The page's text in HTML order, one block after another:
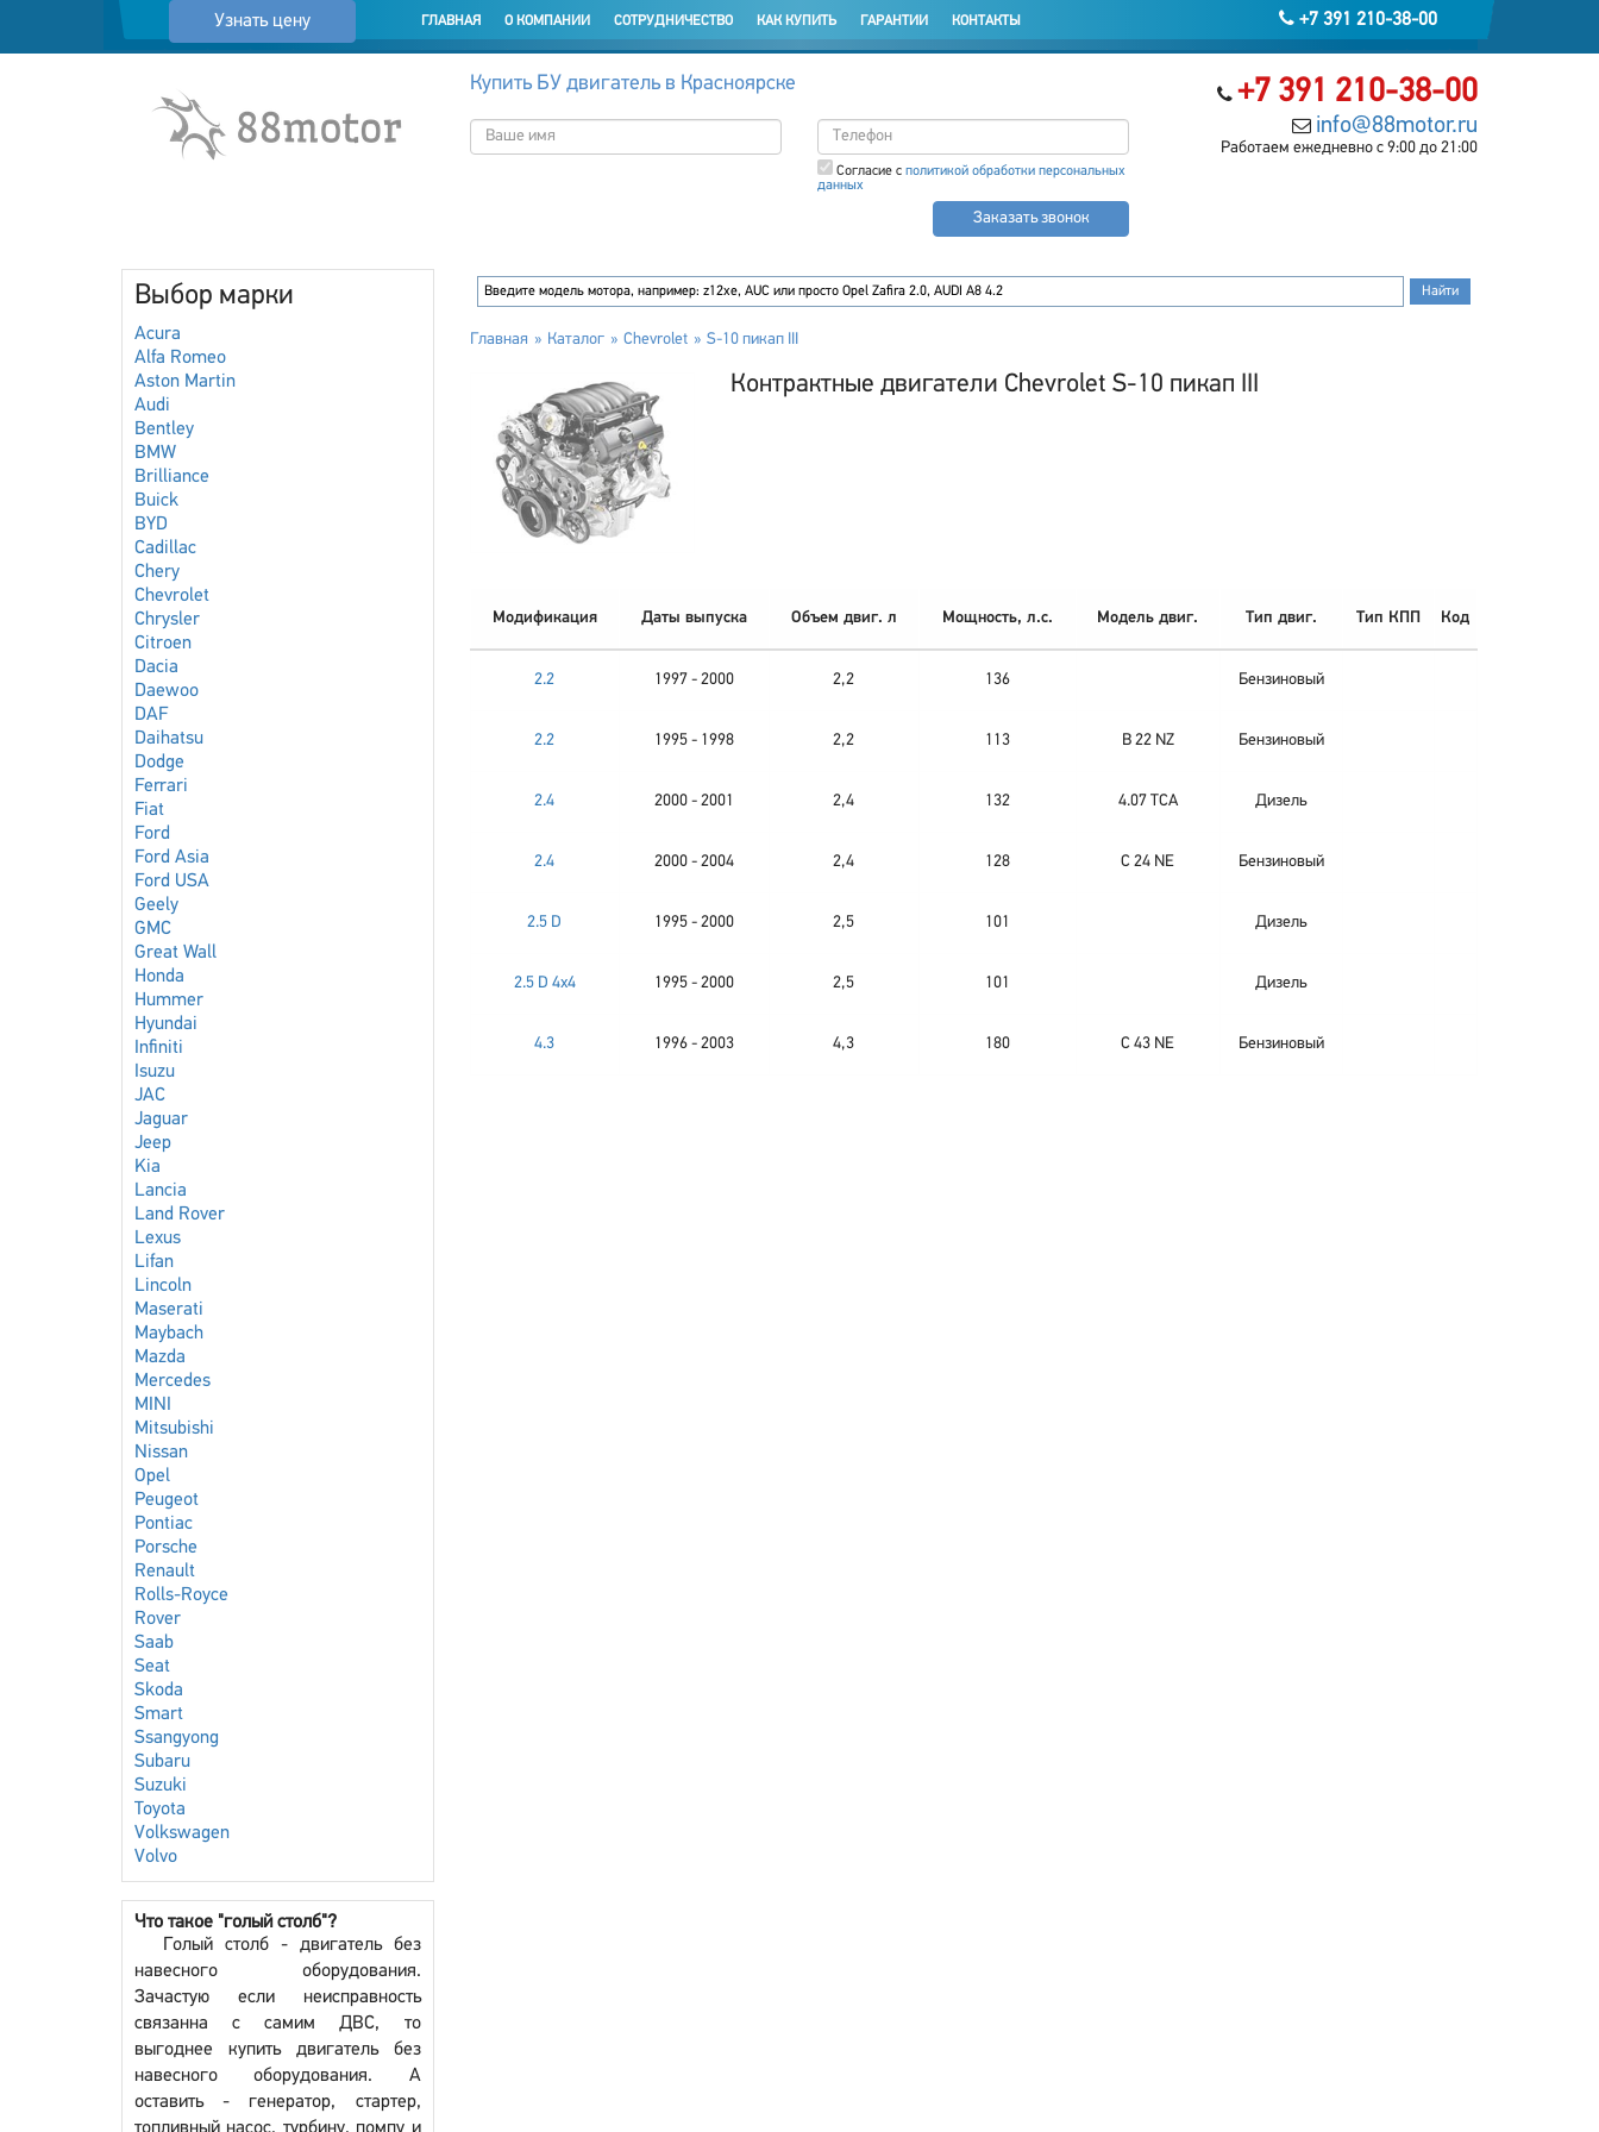
Узнать цену +7 391 210-38-00
ГЛАВНАЯ О КОМПАНИИ СОТРУДНИЧЕСТВО КАК КУПИТЬ ГАРАНТИИ КОНТАКТЫ
+7 391 210-38-00
info@88motor.ru
Работаем ежедневно с 9:00 до 21:00
Купить БУ двигатель в Красноярске
Согласие с политикой обработки персональных
данных
Заказать звонок
Выбор марки
Acura
Alfa Romeo
Aston Martin
Audi
Bentley
BMW
Brilliance
Buick
BYD
Cadillac
Chery
Chevrolet
Chrysler
Citroen
Dacia
Daewoo
DAF
Daihatsu
Dodge
Ferrari
Fiat
Ford
Ford Asia
Ford USA
Geely
GMC
Great Wall
Honda
Hummer
Hyundai
Infiniti
Isuzu
JAC
Jaguar
Jeep
Kia
Lancia
Land Rover
Lexus
Lifan
Lincoln
Maserati
Maybach
Mazda
Mercedes
MINI
Mitsubishi
Nissan
Opel
Peugeot
Pontiac
Porsche
Renault
Rolls-Royce
Rover
Saab
Seat
Skoda
Smart
Ssangyong
Subaru
Suzuki
Toyota
Volkswagen
Volvo
Что такое "голый столб"?
Голый столб - двигатель без
навесного оборудования.
Зачастую если неисправность
связанна с самим ДВС, то
выгоднее купить двигатель без
навесного оборудования. А
оставить - генератор, стартер,
Главная Каталог Chevrolet S-10 пикап III
Контрактные двигатели Chevrolet S-10 пикап III
Модификация Даты выпуска Объем двиг. л Мощность, л.с. Модель двиг. Тип двиг. Тип КПП Код
2.2 1997 - 2000 2,2 136 Бензиновый
2.2 1995 - 1998 2,2 113 B 22 NZ Бензиновый
2.4 2000 - 2001 2,4 132 4.07 TCA Дизель
2.4 2000 - 2004 2,4 128 C 24 NE Бензиновый
2.5 D 1995 - 2000 2,5 101 Дизель
2.5 D 4x4 1995 - 2000 2,5 101 Дизель
4.3 1996 - 2003 4,3 180 C 43 NE Бензиновый